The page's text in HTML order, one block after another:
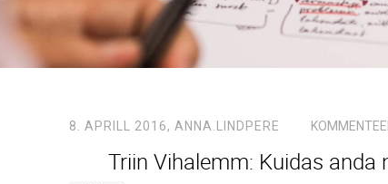
8. APRILL 2016, ANNA.LINDPERE
Triin Vihalemm: Kuidas anda